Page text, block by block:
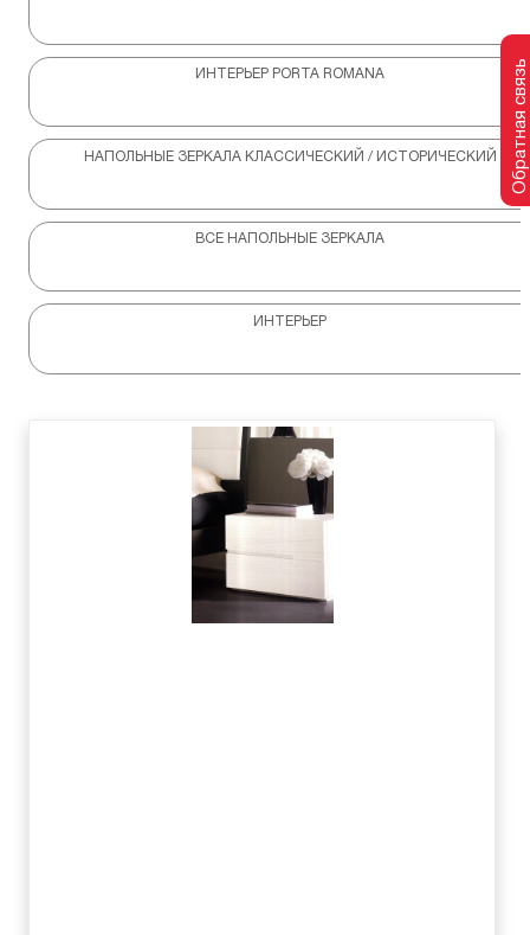
ИНТЕРЬЕР PORTA ROMANA
НАПОЛЬНЫЕ ЗЕРКАЛА КЛАССИЧЕСКИЙ / ИСТОРИЧЕСКИЙ
ВСЕ НАПОЛЬНЫЕ ЗЕРКАЛА
ИНТЕРЬЕР
Обратная связь